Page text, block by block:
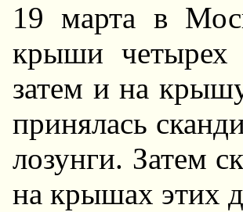
19 марта в
крыши четырех
затем и на
принялась
лозунги. Затем
на крышах этих